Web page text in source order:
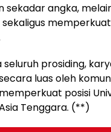
sekadar angka,
sekaligus
prosiding,
luas oleh
posisi
Tenggara. (**)